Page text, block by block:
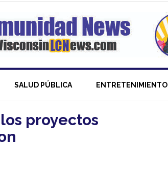
SALUD PÚBLICA ENTRETENIMIENTO
proyectos